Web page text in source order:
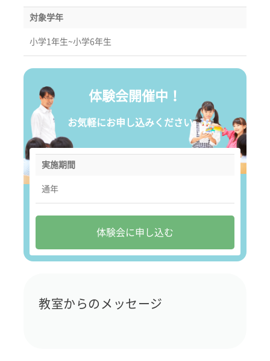
対象学年
小学1年生~小学6年生
体験会開催中！
お気軽にお申し込みください。
実施期間
通年
体験会に申し込む
教室からのメッセージ